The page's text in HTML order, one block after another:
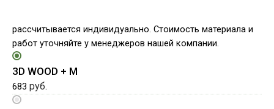
рассчитывается индивидуально. Стоимость материала и
работ уточняйте у менеджеров нашей компании.
3D WOOD + М
683 руб.